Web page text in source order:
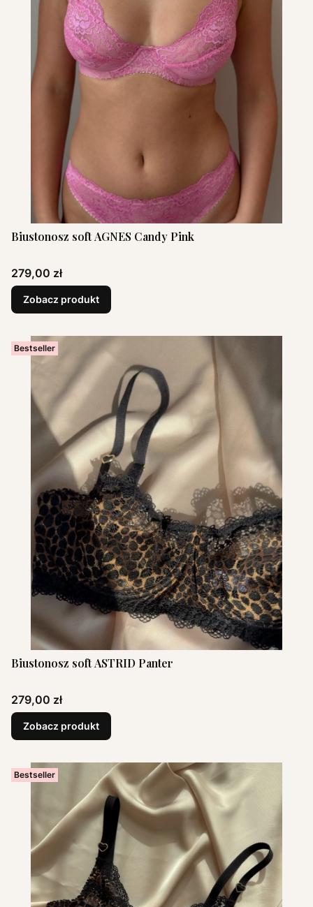
Biustonosz soft AGNES Candy Pink
Cena
279,00 zł
Zobacz produkt
Bestseller
Biustonosz soft ASTRID Panter
Cena
279,00 zł
Zobacz produkt
Bestseller